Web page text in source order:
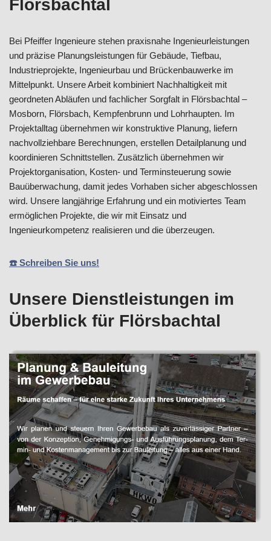
Flörsbachtal
Bei Pfeiffer Ingenieure stehen praxisnahe Ingenieurleistungen
und präzise Planungsleistungen für Gebäude, Tiefbau,
Industrieprojekte, Ingenieurbau und Brückenbauwerke im
Mittelpunkt. Unsere Arbeit kombiniert Nachhaltigkeit mit
geordneten Abläufen und fachlicher Sorgfalt in Flörsbachtal –
Mosborn, Flörsbach, Kempfenbrunn und Lohrhaupten. Im
Projektalltag übernehmen wir konstruktive Planung, liefern
nachvollziehbare Berechnungen, erstellen Detailplanung und
koordinieren Schnittstellen. Zusätzlich übernehmen wir
Projektorganisation, Kosten- und Terminsteuerung sowie
Bauüberwachung, damit jedes Vorhaben sicher abgeschlossen
wird. Unsere langjährige Erfahrung und ein motiviertes Team
ermöglichen Projekte, die wir mit Einsatz und
Ingenieurkompetenz realisieren und die überzeugen.
☎️ Schreiben Sie uns!
Unsere Dienstleistungen im
Überblick für Flörsbachtal